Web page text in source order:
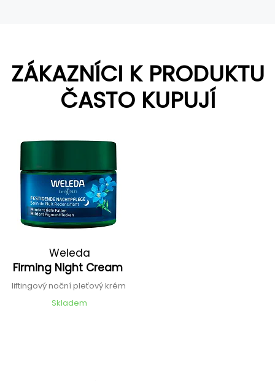
ZÁKAZNÍCI K PRODUKTU
ČASTO KUPUJÍ
Weleda
Firming Night Cream
liftingový noční pleťový krém
Skladem